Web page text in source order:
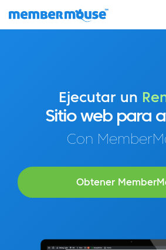
Ejecutar un
Sitio web para
Con
Obtener